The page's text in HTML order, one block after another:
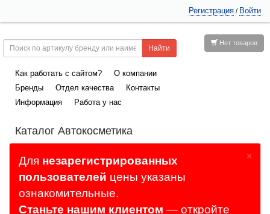
Регистрация / Войти
Нет товаров
Как работать с сайтом?
О компании
Бренды
Отдел качества
Контакты
Информация
Работа у нас
Каталог Автокосметика
×
Для незарегистрированных
пользователей цены указаны
ознакомительные.
Станьте нашим клиентом — откройте